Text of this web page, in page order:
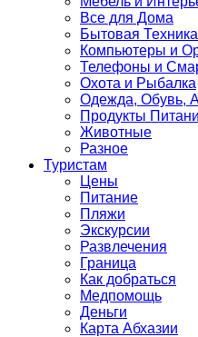
Все для Дома
Бытовая Техника
Компьютеры и
Телефоны и
Охота и Рыбалка
Одежда, Обувь,
Продукты
Животные
Разное
Туристам
Цены
Питание
Пляжи
Экскурсии
Развлечения
Граница
Как добраться
Медпомощь
Деньги
Карта Абхазии